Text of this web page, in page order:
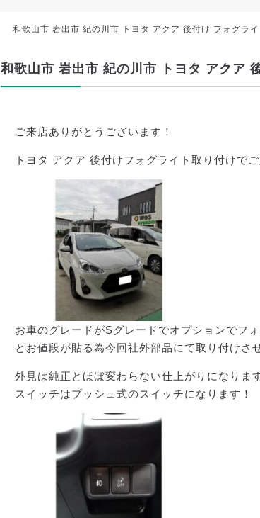
和歌山市 岩出市 紀の川市 トヨタ アクア 後付け フォグラ
和歌山市 岩出市 紀の川市 トヨタ アクア
ご来店ありがとうございます！
トヨタ アクア 後付けフォグライト取り付けで
お車のグレードがSグレードでオプションでフ
とお値段が貼る為今回社外部品にて取り付けさ
外見は純正とほぼ変わらない仕上がりになりま
スイッチはプッシュ式のスイッチになります！